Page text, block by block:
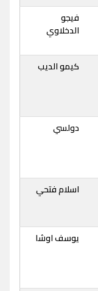
فيجو
الدخلاوي
كيمو الديب
دولسي
اسلام فتحي
يوسف اوشا